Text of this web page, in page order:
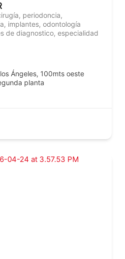
periodoncia,
implantes, odontología
de diagnostico, especialidad
Ángeles, 100mts oeste
planta